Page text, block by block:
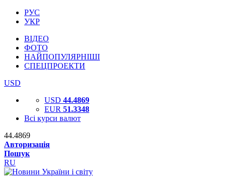
РУС
УКР
ВІДЕО
ФОТО
НАЙПОПУЛЯРНІШІ
СПЕЦПРОЕКТИ
USD
USD 44.4869
EUR 51.3348
Всі курси валют
44.4869
Авторизація
Пошук
RU